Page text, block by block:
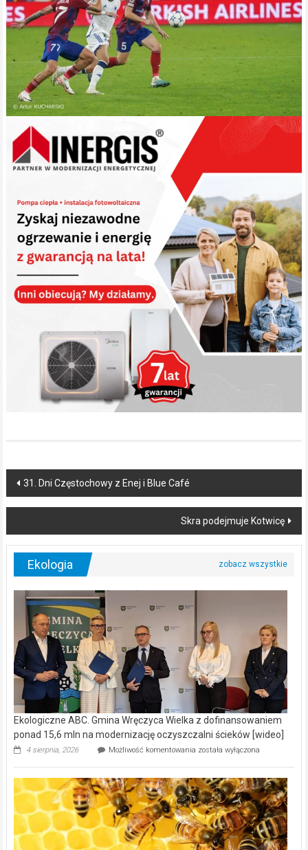
Post
navigation
31. Dni Częstochowy z Enej i Blue Café
Skra podejmuje Kotwicę
Ekologia
Ekologiczne ABC. Gmina Wręczyca Wielka z dofinansowaniem
ponad 15,6 mln na modernizację oczyszczalni ścieków [wideo]
4 sierpnia, 2026 Możliwość komentowania Ekologiczne
Wręczyca
Wielka
z
dofinansowaniem
ponad
15,6
mln
została wyłączona